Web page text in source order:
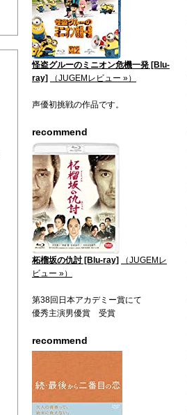
怪盗グルーのミニオン危機一発 [Blu-
ray]
（JUGEMレビュー »）
声優初挑戦の作品です。
recommend
柘榴坂の仇討 [Blu-ray]
（JUGEMレ
ビュー »）
第38回日本アカデミー賞にて
優秀主演男優賞 受賞
recommend